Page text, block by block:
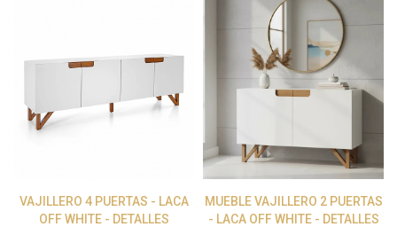
VAJILLERO 4 PUERTAS - LACA
OFF WHITE - DETALLES
MUEBLE VAJILLERO 2 PUERTAS
- LACA OFF WHITE - DETALLES